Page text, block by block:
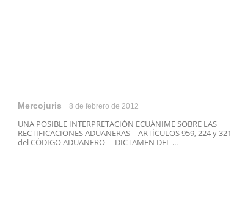
Mercojuris 8 de febrero de 2012
UNA POSIBLE INTERPRETACIÓN ECUÁNIME SOBRE LAS
RECTIFICACIONES ADUANERAS – ARTÍCULOS 959, 224 y 321
del CÓDIGO ADUANERO – DICTAMEN DEL ...